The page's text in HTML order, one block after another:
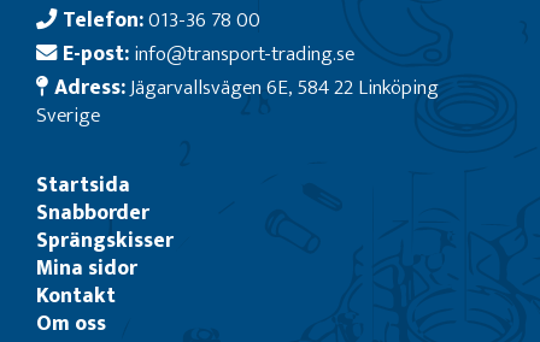
Telefon:013-36 78 00
E-post:info@transport-trading.se
Adress:Jägarvallsvägen 6E, 584 22 Linköping
Sverige
Startsida
Snabborder
Sprängskisser
Mina sidor
Kontakt
Om oss